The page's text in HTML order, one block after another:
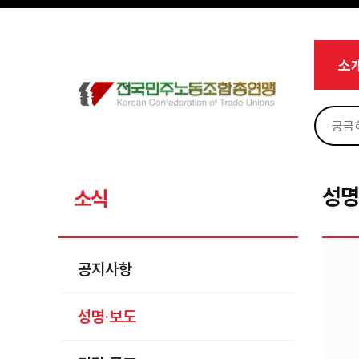
메뉴 건너뛰기
소
소식
공지사항
성명·보도
성
Sketchbook5, 스케치북5